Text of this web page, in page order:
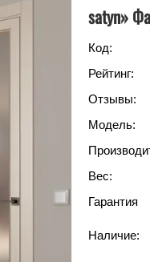
satyn»
Код:
Рейтинг:
Отзывы:
Модель:
Вес:
Гарантия
Наличие: